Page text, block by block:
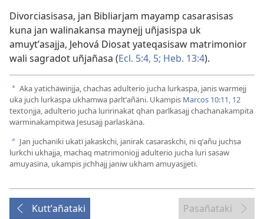
Divorciasisasa, jan Bibliarjam mayamp casarasisas
kuna jan walinakansa maynejj uñjasispa uk
amuytʼasajja, Jehová Diosat yateqasisaw matrimonior
wali sagradot uñjañasa (Ecl. 5:4, 5; Heb. 13:4).
a Aka yatichäwinjja, chachas adulterio jucha lurkaspa, janis warmejj
uka juch lurkaspa ukhamwa parltʼañäni. Ukampis Marcos 10:11, 12
textonjja, adulterio jucha luririnakat qhan parlkasajj chachanakampita
warminakampitwa Jesusajj parlaskäna.
b Jan juchanïki ukatï jakaskchi, janirak casaraskchi, ni qʼañu juchsa
lurkchi ukhajja, machaq matrimoniojj adulterio jucha luri sasaw
amuyasïna, ukampis jichhajj janiw ukham amuyasjjeti.
Kuttʼañataki Pasañataki